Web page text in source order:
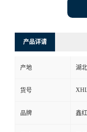
产品详请
产地 湖北
货号
品牌 鑫